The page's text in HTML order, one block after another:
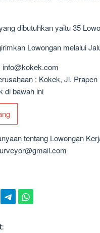
dibutuhkan yaitu 35
Lowongan melalui
info@kokek.com
: Kokek, Jl.
di bawah ini
tentang Lowongan